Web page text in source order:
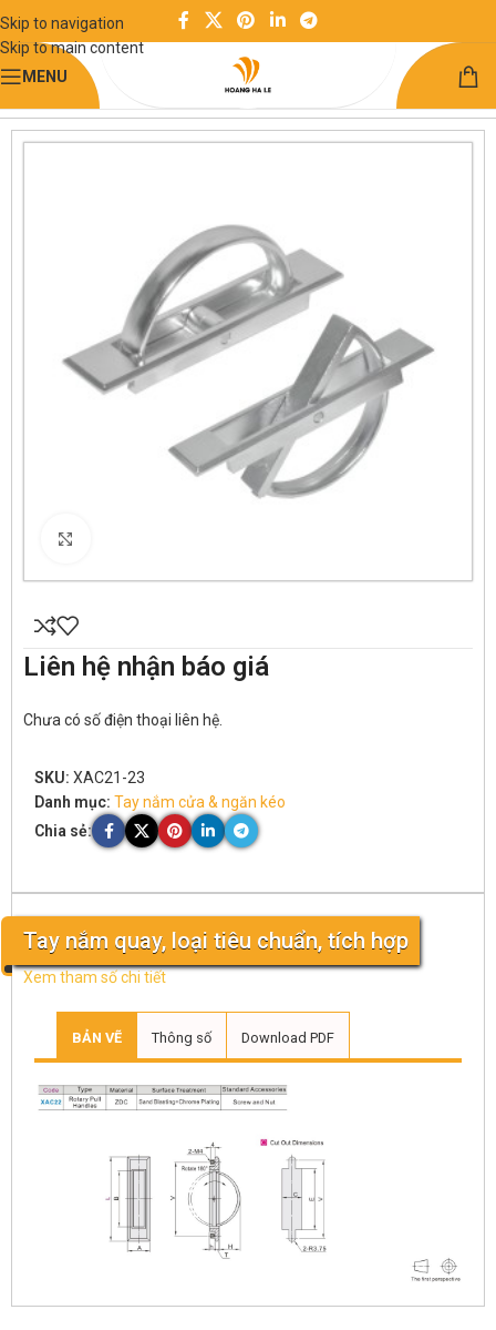
Skip to navigation
Skip to main content
MENU
Trang chủ
Kết cấu khung công nghiệp Tay nắm cửa & ngăn kéo
Tay nắm quay, loại tiêu chuẩn, tích hợp
Xem tham số chi tiết
BẢN VẼ Thông số Download PDF
Liên hệ nhận báo giá
Chưa có số điện thoại liên hệ.
SKU: XAC21-23
Danh mục: Tay nắm cửa & ngăn kéo
Chia sẻ: